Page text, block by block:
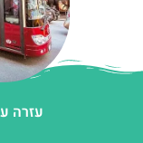
עזרה